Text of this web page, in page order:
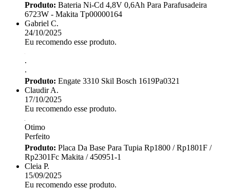
Produto: Bateria Ni-Cd 4,8V 0,6Ah Para Parafusadeira
6723W - Makita Tp00000164
Gabriel C.
24/10/2025
Eu recomendo esse produto.
.
.
Produto: Engate 3310 Skil Bosch 1619Pa0321
Claudir A.
17/10/2025
Eu recomendo esse produto.
Otimo
Perfeito
Produto: Placa Da Base Para Tupia Rp1800 / Rp1801F /
Rp2301Fc Makita / 450951-1
Cleia P.
15/09/2025
Eu recomendo esse produto.